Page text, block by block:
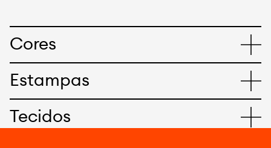
Cores
Estampas
Tecidos